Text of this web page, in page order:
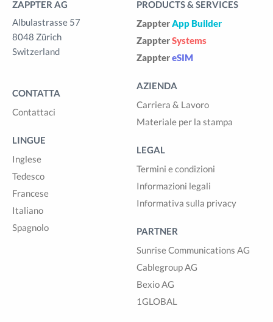
ZAPPTER AG
Albulastrasse 57
8048 Zürich
Switzerland
CONTATTA
Contattaci
LINGUE
Inglese
Tedesco
Francese
Italiano
Spagnolo
PRODUCTS & SERVICES
ZappterApp Builder
ZappterSystems
ZapptereSIM
AZIENDA
Carriera & Lavoro
Materiale per la stampa
LEGAL
Termini e condizioni
Informazioni legali
Informativa sulla privacy
PARTNER
Sunrise Communications AG
Cablegroup AG
Bexio AG
1GLOBAL